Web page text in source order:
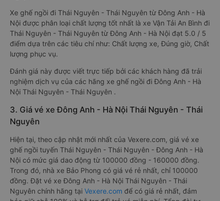
Xe ghế ngồi đi Thái Nguyên - Thái Nguyên từ Đông Anh - Hà
Nội được phân loại chất lượng tốt nhất là xe Vận Tải An Bình đi
Thái Nguyên - Thái Nguyên từ Đông Anh - Hà Nội đạt 5.0 / 5
điểm dựa trên các tiêu chí như: Chất lượng xe, Đúng giờ, Chất
lượng phục vụ.
Đánh giá này được viết trực tiếp bởi các khách hàng đã trải
nghiệm dịch vụ của các hãng xe ghế ngồi đi Đông Anh - Hà
Nội Thái Nguyên - Thái Nguyên .
3. Giá vé xe Đông Anh - Hà Nội Thái Nguyên - Thái
Nguyên
Hiện tại, theo cập nhật mới nhất của Vexere.com, giá vé xe
ghế ngồi tuyến Thái Nguyên - Thái Nguyên - Đông Anh - Hà
Nội có mức giá dao động từ 100000 đồng - 160000 đồng.
Trong đó, nhà xe Bảo Phong có giá vé rẻ nhất, chỉ 100000
đồng. Đặt vé xe Đông Anh - Hà Nội Thái Nguyên - Thái
Nguyên chính hãng tại Vexere.com để có giá rẻ nhất, đảm